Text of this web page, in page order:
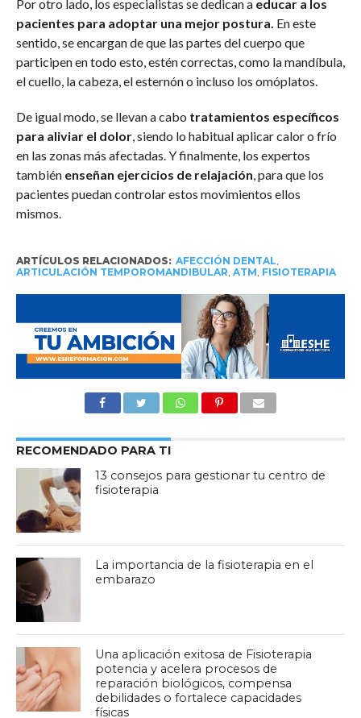
Por otro lado, los especialistas se dedican a educar a los
pacientes para adoptar una mejor postura. En este
sentido, se encargan de que las partes del cuerpo que
participen en todo esto, estén correctas, como la mandíbula,
el cuello, la cabeza, el esternón o incluso los omóplatos.
De igual modo, se llevan a cabo tratamientos específicos
para aliviar el dolor, siendo lo habitual aplicar calor o frío
en las zonas más afectadas. Y finalmente, los expertos
también enseñan ejercicios de relajación , para que los
pacientes puedan controlar estos movimientos ellos
mismos.
ARTÍCULOS RELACIONADOS: AFECCIÓN DENTAL
ARTICULACIÓN TEMPOROMANDIBULAR ATM FISIOTERAPIA
RECOMENDADO PARA TI
13 consejos para gestionar tu centro de
fisioterapia
La importancia de la fisioterapia en el
embarazo
Una aplicación exitosa de Fisioterapia
potencia y acelera procesos de
reparación biológicos, compensa
debilidades o fortalece capacidades
físicas